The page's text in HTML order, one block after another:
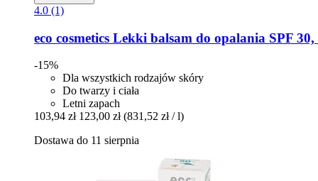
4.0 (1)
eco cosmetics Lekki balsam do opalania SPF 30,
-15%
Dla wszystkich rodzajów skóry
Do twarzy i ciała
Letni zapach
103,94 zł 123,00 zł (831,52 zł / l)
Dostawa do 11 sierpnia